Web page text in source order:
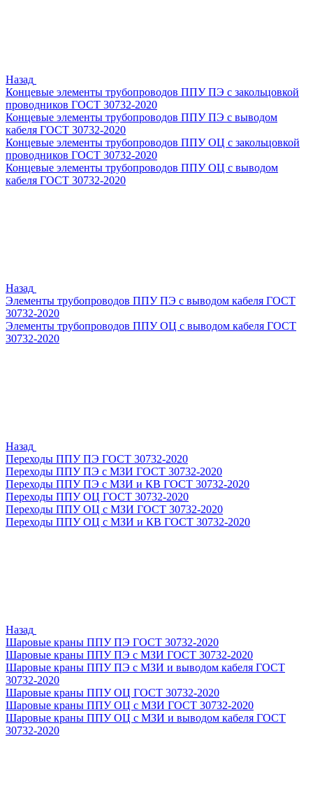
Назад
Концевые элементы трубопроводов ППУ ПЭ с закольцовкой
проводников ГОСТ 30732-2020
Концевые элементы трубопроводов ППУ ПЭ с выводом
кабеля ГОСТ 30732-2020
Концевые элементы трубопроводов ППУ ОЦ с закольцовкой
проводников ГОСТ 30732-2020
Концевые элементы трубопроводов ППУ ОЦ с выводом
кабеля ГОСТ 30732-2020
Назад
Элементы трубопроводов ППУ ПЭ с выводом кабеля ГОСТ
30732-2020
Элементы трубопроводов ППУ ОЦ с выводом кабеля ГОСТ
30732-2020
Назад
Переходы ППУ ПЭ ГОСТ 30732-2020
Переходы ППУ ПЭ с МЗИ ГОСТ 30732-2020
Переходы ППУ ПЭ с МЗИ и КВ ГОСТ 30732-2020
Переходы ППУ ОЦ ГОСТ 30732-2020
Переходы ППУ ОЦ с МЗИ ГОСТ 30732-2020
Переходы ППУ ОЦ с МЗИ и КВ ГОСТ 30732-2020
Назад
Шаровые краны ППУ ПЭ ГОСТ 30732-2020
Шаровые краны ППУ ПЭ с МЗИ ГОСТ 30732-2020
Шаровые краны ППУ ПЭ с МЗИ и выводом кабеля ГОСТ
30732-2020
Шаровые краны ППУ ОЦ ГОСТ 30732-2020
Шаровые краны ППУ ОЦ с МЗИ ГОСТ 30732-2020
Шаровые краны ППУ ОЦ с МЗИ и выводом кабеля ГОСТ
30732-2020